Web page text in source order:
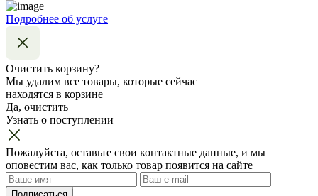
Подробнее об услуге
Очистить корзину?
Мы удалим все товары, которые сейчас
находятся в корзине
Да, очистить
Узнать о поступлении
Пожалуйста, оставьте свои контактные данные, и мы
оповестим вас, как только товар появится на сайте